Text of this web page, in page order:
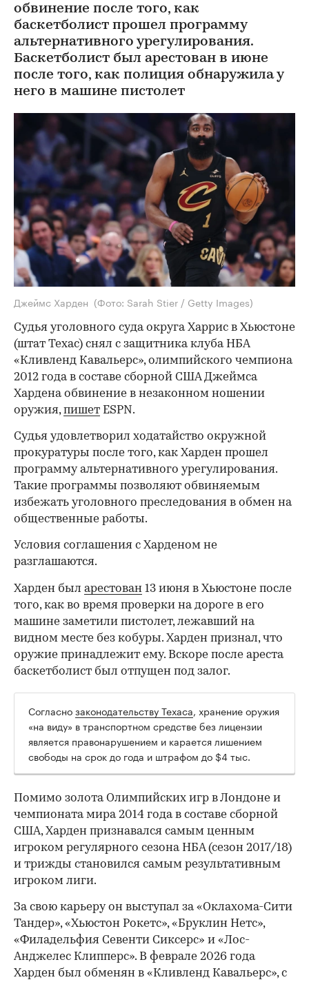
обвинение после того, как
баскетболист прошел программу
альтернативного урегулирования.
Баскетболист был арестован в июне
после того, как полиция обнаружила у
него в машине пистолет
Джеймс Харден (Фото: Sarah Stier / Getty Images)
Судья уголовного суда округа Харрис в Хьюстоне
(штат Техас) снял с защитника клуба НБА
«Кливленд Кавальерс», олимпийского чемпиона
2012 года в составе сборной США Джеймса
Хардена обвинение в незаконном ношении
оружия,пишет ESPN.
Судья удовлетворил ходатайство окружной
прокуратуры после того, как Харден прошел
программу альтернативного урегулирования.
Такие программы позволяют обвиняемым
избежать уголовного преследования в обмен на
общественные работы.
Условия соглашения с Харденом не
разглашаются.
00:00 / 00:00
Харден был арестован 13 июня в Хьюстоне после
того, как во время проверки на дороге в его
машине заметили пистолет, лежавший на
видном месте без кобуры. Харден признал, что
оружие принадлежит ему. Вскоре после ареста
баскетболист был отпущен под залог.
Согласнозаконодательству Техаса, хранение оружия
«на виду» в транспортном средстве без лицензии
является правонарушением и карается лишением
свободы на срок до года и штрафом до $4 тыс.
Помимо золота Олимпийских игр в Лондоне и
чемпионата мира 2014 года в составе сборной
США, Харден признавался самым ценным
игроком регулярного сезона НБА (сезон 2017/18)
и трижды становился самым результативным
игроком лиги.
За свою карьеру он выступал за «Оклахома-Сити
Тандер», «Хьюстон Рокетс», «Бруклин Нетс»,
«Филадельфия Севенти Сиксерс» и «Лос-
Анджелес Клипперс». В феврале 2026 года
Харден был обменян в «Кливленд Кавальерс», с